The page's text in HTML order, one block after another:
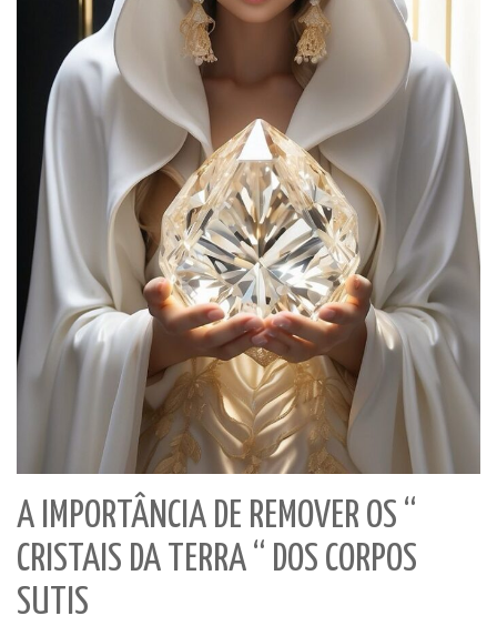
A IMPORTÂNCIA DE REMOVER OS “
CRISTAIS DA TERRA “ DOS CORPOS
SUTIS